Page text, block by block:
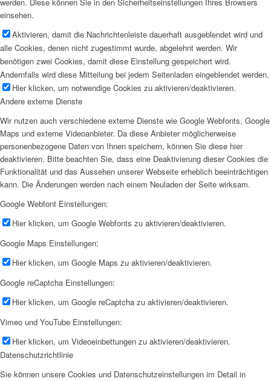
einsehen.
Aktivieren, damit die Nachrichtenleiste dauerhaft ausgeblendet wird und
alle Cookies, denen nicht zugestimmt wurde, abgelehnt werden. Wir
benötigen zwei Cookies, damit diese Einstellung gespeichert wird.
Andernfalls wird diese Mitteilung bei jedem Seitenladen eingeblendet werden.
Hier klicken, um notwendige Cookies zu aktivieren/deaktivieren.
Andere externe Dienste
Wir nutzen auch verschiedene externe Dienste wie Google Webfonts, Google
Maps und externe Videoanbieter. Da diese Anbieter möglicherweise
personenbezogene Daten von Ihnen speichern, können Sie diese hier
deaktivieren. Bitte beachten Sie, dass eine Deaktivierung dieser Cookies die
Funktionalität und das Aussehen unserer Webseite erheblich beeinträchtigen
kann. Die Änderungen werden nach einem Neuladen der Seite wirksam.
Google Webfont Einstellungen:
Hier klicken, um Google Webfonts zu aktivieren/deaktivieren.
Google Maps Einstellungen:
Hier klicken, um Google Maps zu aktivieren/deaktivieren.
Google reCaptcha Einstellungen:
Hier klicken, um Google reCaptcha zu aktivieren/deaktivieren.
Vimeo und YouTube Einstellungen:
Hier klicken, um Videoeinbettungen zu aktivieren/deaktivieren.
Datenschutzrichtlinie
Sie können unsere Cookies und Datenschutzeinstellungen im Detail in